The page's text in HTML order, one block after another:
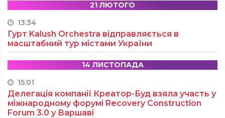
21 ЛЮТОГО
13:34
Гурт Kalush Orchestra відправляється в
масштабний тур містами України
14 ЛИСТОПАДА
15:01
Делегація компанії Креатор-Буд взяла участь у
міжнародному форумі Recovery Construction
Forum 3.0 у Варшаві